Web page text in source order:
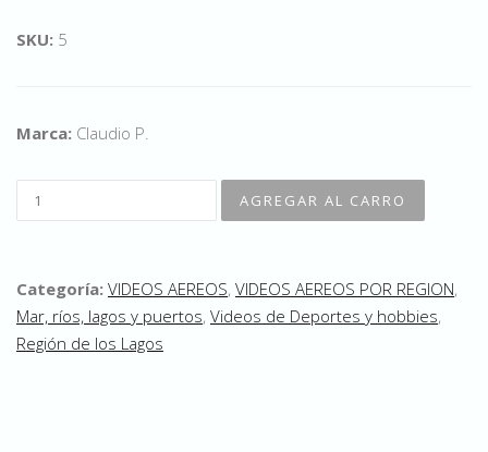
SKU: 5
Marca: Claudio P.
Categoría: VIDEOS AEREOS, VIDEOS AEREOS POR REGION,
Mar, ríos, lagos y puertos, Videos de Deportes y hobbies,
Región de los Lagos